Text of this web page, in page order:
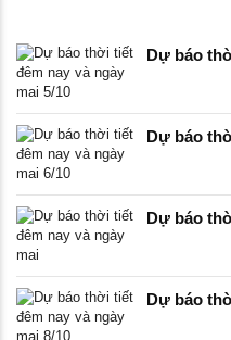
Dự báo
Dự báo
Dự báo
Dự báo